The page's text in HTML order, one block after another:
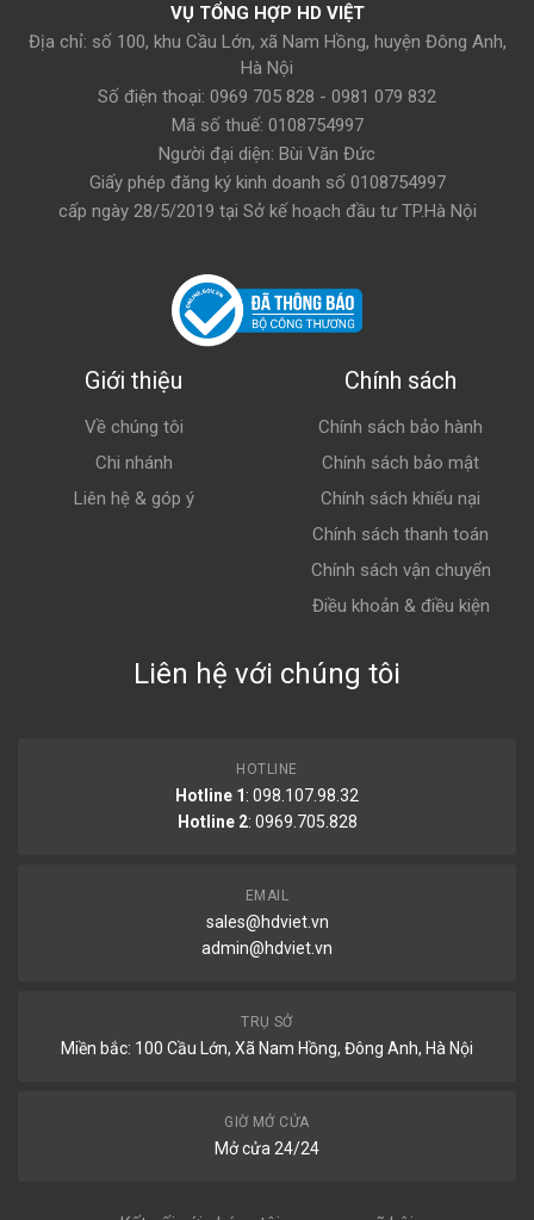
VỤ TỔNG HỢP HD VIỆT
Địa chỉ: số 100, khu Cầu Lớn, xã Nam Hồng, huyện Đông Anh,
Hà Nội
Số điện thoại: 0969 705 828 - 0981 079 832
Mã số thuế: 0108754997
Người đại diện: Bùi Văn Đức
Giấy phép đăng ký kinh doanh số 0108754997
cấp ngày 28/5/2019 tại Sở kế hoạch đầu tư TP.Hà Nội
Giới thiệu
Về chúng tôi
Chi nhánh
Liên hệ & góp ý
Chính sách
Chính sách bảo hành
Chính sách bảo mật
Chính sách khiếu nại
Chính sách thanh toán
Chính sách vận chuyển
Điều khoản & điều kiện
Liên hệ với chúng tôi
HOTLINE
Hotline 1 : 098.107.98.32
Hotline 2: 0969.705.828
EMAIL
sales@hdviet.vn
admin@hdviet.vn
TRỤ SỞ
Miền bắc: 100 Cầu Lớn, Xã Nam Hồng, Đông Anh, Hà Nội
GIỜ MỞ CỬA
Mở cửa 24/24